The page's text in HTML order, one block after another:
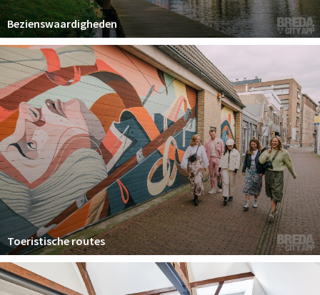
Bezienswaardigheden
Toeristische routes